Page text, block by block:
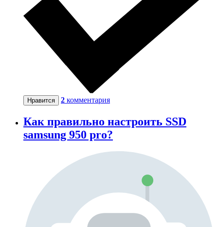
Нравится 2 комментария
Как правильно настроить SSD
samsung 950 pro?